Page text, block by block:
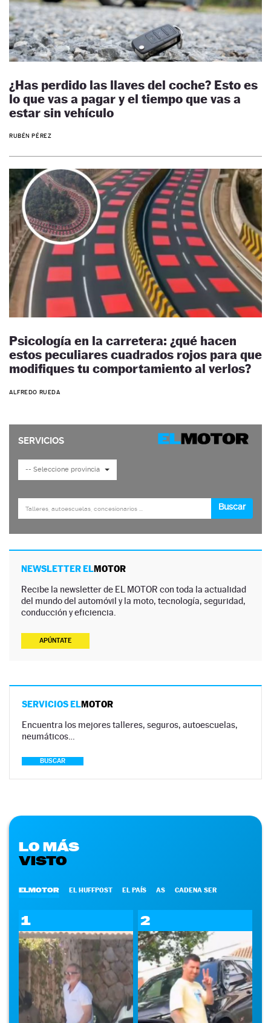
¿Has perdido las llaves del coche? Esto es
lo que vas a pagar y el tiempo que vas a
estar sin vehículo
RUBÉN PÉREZ
Psicología en la carretera: ¿qué hacen
estos peculiares cuadrados rojos para que
modifiques tu comportamiento al verlos?
ALFREDO RUEDA
NEWSLETTER ELMOTOR
Recibe la newsletter de EL MOTOR con toda la actualidad
del mundo del automóvil y la moto, tecnología, seguridad,
conducción y eficiencia.
APÚNTATE
SERVICIOS ELMOTOR
Encuentra los mejores talleres, seguros, autoescuelas,
neumáticos…
BUSCAR
LO MÁS
VISTO
ELMOTOR EL HUFFPOST EL PAÍS AS CADENA SER
1 2